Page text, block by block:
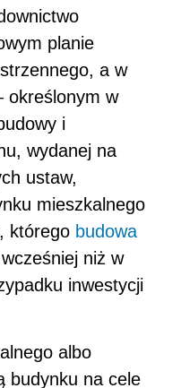
planie
a w
określonym w
i
wydanej na
ustaw,
mieszkalnego
którego budowa
niż w
inwestycji
albo
budynku na cele